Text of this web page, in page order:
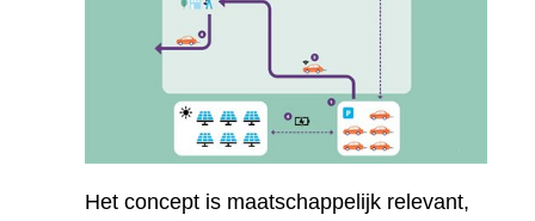
Het concept is maatschappelijk relevant,